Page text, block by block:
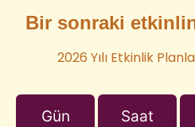
Bir sonraki
2026 Yılı Etkinlik
Gün Saat